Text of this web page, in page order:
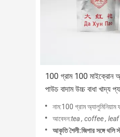
100 গ্রাম 100 মাইক্রোন
পাউচ বাদাম উচ্চ বাধা খাদ্য
নাম:100 গ্রাম অ্যালুমিনিয়াম
আবেদন:tea , coffee ,
আকৃতি শৈলী:জিপার সঙ্গে থলি